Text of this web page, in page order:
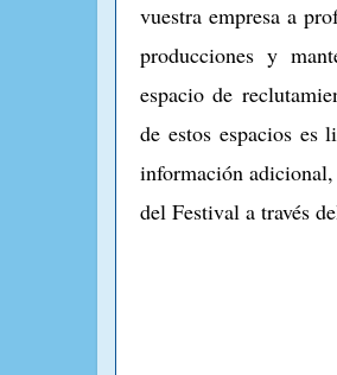
vuestra empresa a
producciones y
espacio de
de estos espacios es
información
del Festival a través